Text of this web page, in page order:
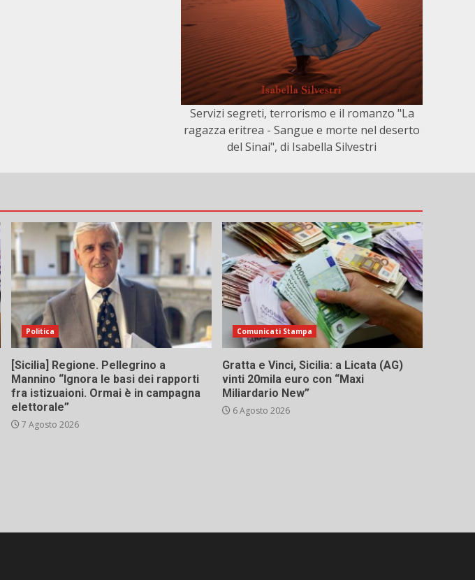
Servizi segreti, terrorismo e il romanzo "La
ragazza eritrea - Sangue e morte nel deserto
del Sinai", di Isabella Silvestri
Politica
[Sicilia] Regione. Pellegrino a
Mannino “Ignora le basi dei rapporti
fra istizuaioni. Ormai è in campagna
elettorale”
7 Agosto 2026
Comunicati Stampa
Gratta e Vinci, Sicilia: a Licata (AG)
vinti 20mila euro con “Maxi
Miliardario New”
6 Agosto 2026